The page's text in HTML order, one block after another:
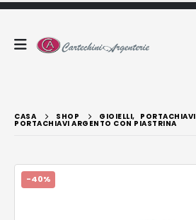
CASA SHOP GIOIELLI, PORTACHIAVI
PORTACHIAVI ARGENTO CON PIASTRINA
-40%